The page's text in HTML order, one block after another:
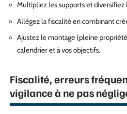
Multipliez les supports et
Allégez la fiscalité en combinant
Ajustez le montage (pleine
calendrier et à vos objectifs.
Fiscalité, erreurs
vigilance à ne pas